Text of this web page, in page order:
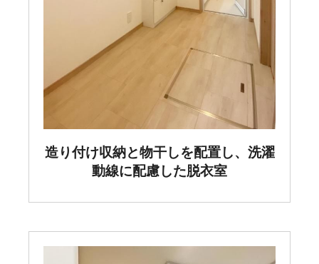
造り付け収納と物干しを配置し、洗濯
動線に配慮した脱衣室